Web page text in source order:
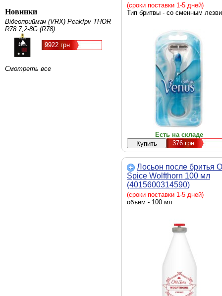
Новинки
Відеоприймач (VRX) Peakfpv THOR
R78 7,2-8G (R78)
9922 грн
Смотреть все
(сроки поставки 1-5 дней)
Тип бритвы - со сменным
Есть на складе
376грн
Лосьон после бритья
Spice Wolfthorn 100 мл
(4015600314590)
(сроки поставки 1-5 дней)
объем - 100 мл